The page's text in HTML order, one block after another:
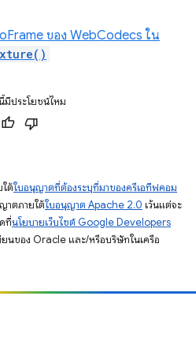
ของ WebCodecs ใน
มีประโยชน์ไหม
ต้ใบอนุญาตที่ต้องระบุที่มาของครีเอทีฟคอม
าตภายใต้ใบอนุญาต Apache 2.0 เว้นแต่จะ
ที่นโยบายเว็บไซต์ Google Developers
ยนของ Oracle และ/หรือบริษัทในเครือ